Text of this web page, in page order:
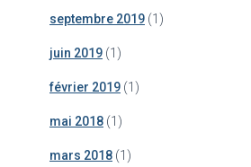
septembre 2019 (1)
juin 2019 (1)
février 2019 (1)
mai 2018 (1)
mars 2018 (1)